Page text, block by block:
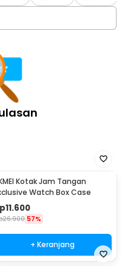
Kotak Jam Tangan
Watch Box Case
11.600
26.900 57%
+ Keranjang